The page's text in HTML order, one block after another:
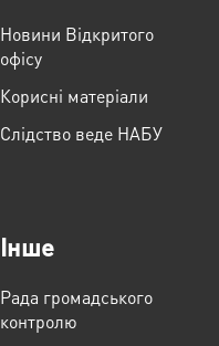
Новини Відкритого
офісу
Корисні матеріали
Слідство веде НАБУ
Інше
Рада громадського
контролю